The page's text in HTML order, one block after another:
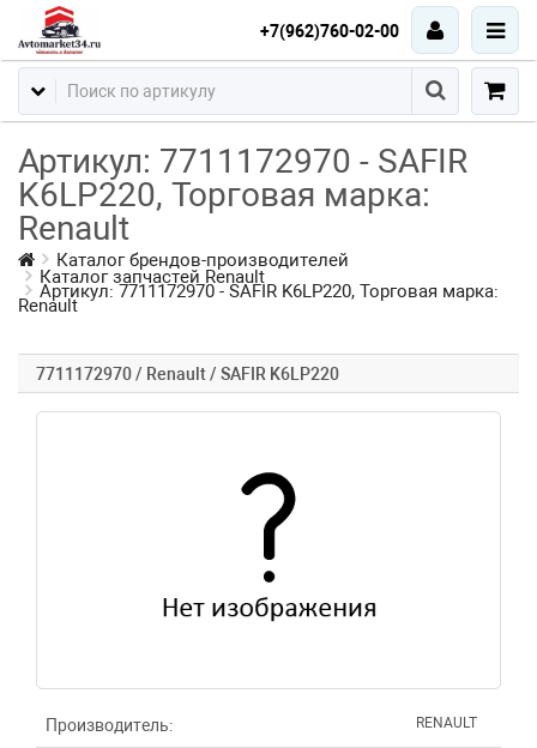
+7(962)760-02-00
Артикул: 7711172970 - SAFIR
K6LP220, Торговая марка:
Renault
Каталог брендов-производителей
Каталог запчастей Renault
Артикул: 7711172970 - SAFIR K6LP220, Торговая марка:
Renault
7711172970 / Renault / SAFIR K6LP220
Производитель: RENAULT